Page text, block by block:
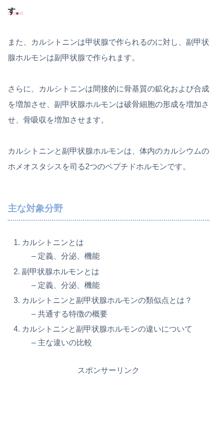
す。
また、カルシトニンは甲状腺で作られるのに対し、副甲状
腺ホルモンは副甲状腺で作られます。
さらに、カルシトニンは間接的に骨基質の鉱化および合成
を増加させ、副甲状腺ホルモンは破骨細胞の形成を増加さ
せ、骨吸収を増加させます。
カルシトニンと副甲状腺ホルモンは、体内のカルシウムの
ホメオスタシスを司る2つのペプチドホルモンです。
主な対象分野
カルシトニンとは
– 定義、分泌、機能
副甲状腺ホルモンとは
– 定義、分泌、機能
カルシトニンと副甲状腺ホルモンの類似点とは？
– 共通する特徴の概要
カルシトニンと副甲状腺ホルモンの違いについて
– 主な違いの比較
スポンサーリンク